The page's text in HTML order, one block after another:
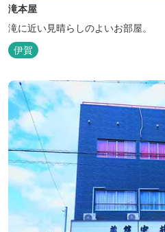
滝本屋
滝に近い見晴らしのよいお部屋。
伊賀